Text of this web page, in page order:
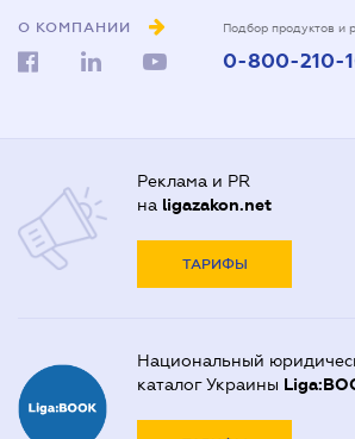
О КОМПАНИИ Подбор продуктов и
0-800-210-
Реклама и PR
на ligazakon.net
ТАРИФЫ
Национальный
каталог Украины